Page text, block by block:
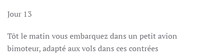
Jour 13
Tôt le matin vous embarquez dans un petit avion
bimoteur, adapté aux vols dans ces contrées